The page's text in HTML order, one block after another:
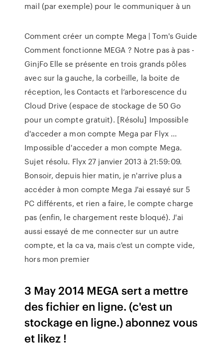
mail (par exemple) pour le communiquer à un
Comment créer un compte Mega | Tom's Guide
Comment fonctionne MEGA ? Notre pas à pas -
GinjFo Elle se présente en trois grands pôles
avec sur la gauche, la corbeille, la boite de
réception, les Contacts et l’arborescence du
Cloud Drive (espace de stockage de 50 Go
pour un compte gratuit). [Résolu] Impossible
d'acceder a mon compte Mega par Flyx ...
Impossible d'acceder a mon compte Mega.
Sujet résolu. Flyx 27 janvier 2013 à 21:59:09.
Bonsoir, depuis hier matin, je n'arrive plus a
accéder à mon compte Mega J'ai essayé sur 5
PC différents, et rien a faire, le compte charge
pas (enfin, le chargement reste bloqué). J'ai
aussi essayé de me connecter sur un autre
compte, et la ca va, mais c'est un compte vide,
hors mon premier
3 May 2014 MEGA sert a mettre
des fichier en ligne. (c'est un
stockage en ligne.) abonnez vous
et likez !